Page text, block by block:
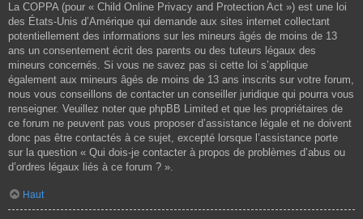
La COPPA (pour « Child Online Privacy and Protection Act ») est une loi
des États-Unis d’Amérique qui demande aux sites internet collectant
potentiellement des informations sur les mineurs âgés de moins de 13
ans un consentement écrit des parents ou des tuteurs légaux des
mineurs concernés. Si vous ne savez pas si cette loi s’applique
également aux mineurs âgés de moins de 13 ans inscrits sur votre forum,
nous vous conseillons de contacter un conseiller juridique qui pourra vous
renseigner. Veuillez noter que phpBB Limited et que les propriétaires de
ce forum ne peuvent pas vous proposer d’assistance légale et ne doivent
donc pas être contactés à ce sujet, excepté lorsque l’assistance porte
sur la question « Qui dois-je contacter à propos de problèmes d’abus ou
d’ordres légaux liés à ce forum ? ».
Haut